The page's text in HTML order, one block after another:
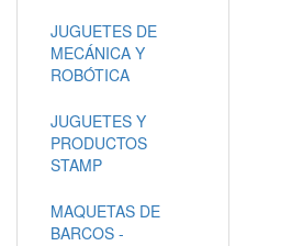
JUGUETES DE
MECÁNICA Y
ROBÓTICA
JUGUETES Y
PRODUCTOS
STAMP
MAQUETAS DE
BARCOS -